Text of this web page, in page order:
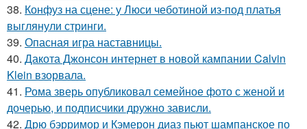
38. Конфуз на сцене: у Люси чеботиной из-под платья
выглянули стринги.
39. Опасная игра наставницы.
40. Дакота Джонсон интернет в новой кампании Calvin
Klein взорвала.
41. Рома зверь опубликовал семейное фото с женой и
дочерью, и подписчики дружно зависли.
42. Дрю бэрримор и Кэмерон диаз пьют шампанское по